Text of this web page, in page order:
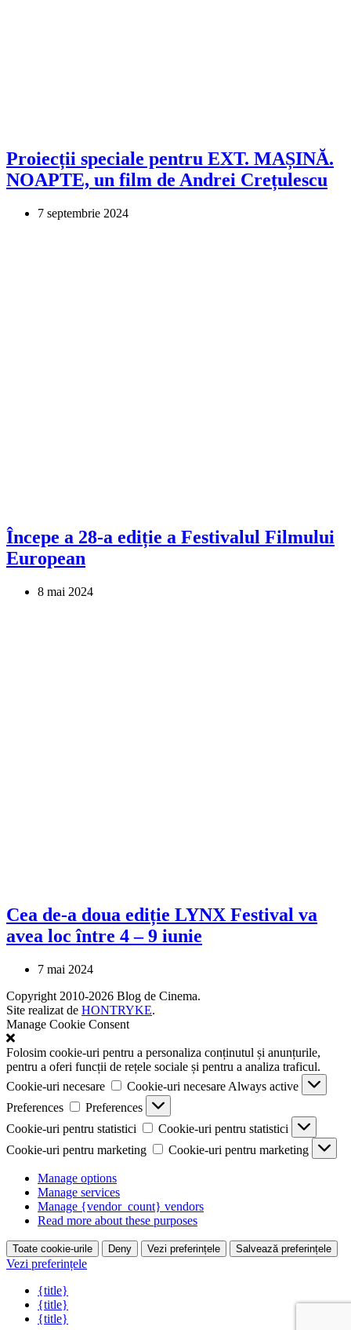
Proiecții speciale pentru EXT. MAȘINĂ.
NOAPTE, un film de Andrei Crețulescu
7 septembrie 2024
Începe a 28-a ediție a Festivalul Filmului
European
8 mai 2024
Cea de-a doua ediție LYNX Festival va
avea loc între 4 – 9 iunie
7 mai 2024
Copyright 2010-2026 Blog de Cinema.
Site realizat de HONTRYKE.
Manage Cookie Consent
Folosim cookie-uri pentru a personaliza conținutul și anunțurile,
pentru a oferi funcții de rețele sociale și pentru a analiza traficul.
Cookie-uri necesare
Cookie-uri necesare Always active
Preferences
Preferences
Cookie-uri pentru statistici
Cookie-uri pentru statistici
Cookie-uri pentru marketing
Cookie-uri pentru marketing
Manage options
Manage services
Manage {vendor_count} vendors
Read more about these purposes
Toate cookie-urile Deny Vezi preferințele Salvează preferințele
Vezi preferințele
{title}
{title}
{title}